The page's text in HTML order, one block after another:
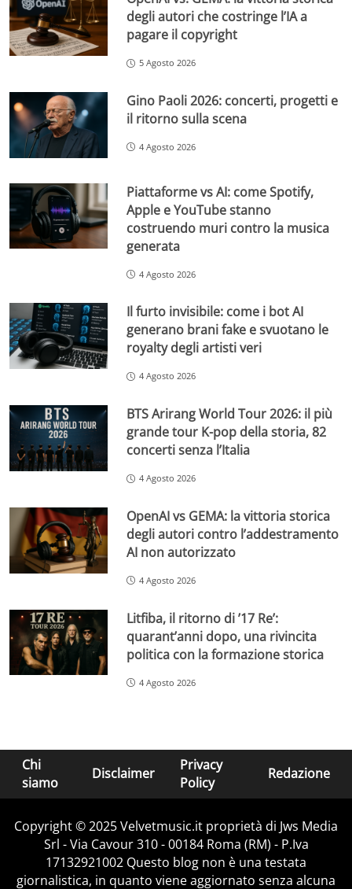
degli autori che costringe l’IA a
pagare il copyright
5 Agosto 2026
Gino Paoli 2026: concerti, progetti e
il ritorno sulla scena
4 Agosto 2026
Piattaforme vs AI: come Spotify,
Apple e YouTube stanno
costruendo muri contro la musica
generata
4 Agosto 2026
Il furto invisibile: come i bot AI
generano brani fake e svuotano le
royalty degli artisti veri
4 Agosto 2026
BTS Arirang World Tour 2026: il più
grande tour K-pop della storia, 82
concerti senza l’Italia
4 Agosto 2026
OpenAI vs GEMA: la vittoria storica
degli autori contro l’addestramento
AI non autorizzato
4 Agosto 2026
Litfiba, il ritorno di ’17 Re’:
quarant’anni dopo, una rivincita
politica con la formazione storica
4 Agosto 2026
Chi
siamo
Disclaimer
Privacy
Policy
Redazione
Copyright © 2025 Velvetmusic.it proprietà di Jws Media
Srl - Via Cavour 310 - 00184 Roma (RM) - P.Iva
17132921002 Questo blog non è una testata
giornalistica, in quanto viene aggiornato senza alcuna